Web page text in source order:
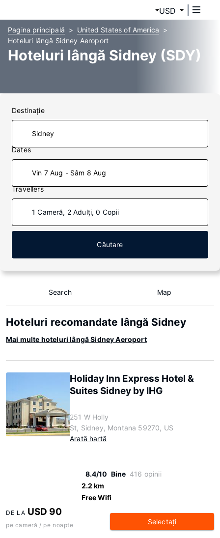
USD
Pagina principală
United States of America
Hoteluri lângă Sidney Aeroport
Hoteluri lângă Sidney (SDY)
Destinaţie
Dates
Vin 7 Aug - Sâm 8 Aug
Travellers
1 Cameră, 2 Adulți, 0 Copii
Căutare
Search Map
Hoteluri recomandate lângă Sidney
Mai multe hoteluri lângă Sidney Aeroport
Holiday Inn Express Hotel &
Suites Sidney by IHG
251 W Holly
St, Sidney, Montana 59270, US
Arată hartă
8.4/10 Bine 416 opinii
2.2 km
Free Wifi
DE LA USD 90
pe cameră / pe noapte Selectaţi